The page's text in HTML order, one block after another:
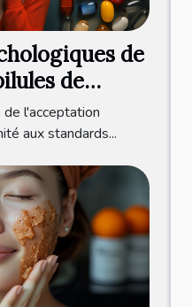
de
de
de soi
l'acceptation
aux standards...